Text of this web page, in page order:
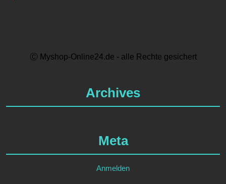
Ⓒ Myshop-Online24.de - alle Rechte gesichert
Archives
Meta
Anmelden